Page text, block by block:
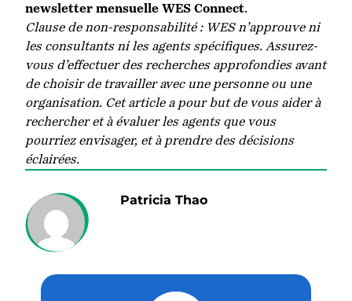
newsletter mensuelle WES Connect.
Clause de non-responsabilité : WES n’approuve ni
les consultants ni les agents spécifiques. Assurez-
vous d’effectuer des recherches approfondies avant
de choisir de travailler avec une personne ou une
organisation. Cet article a pour but de vous aider à
rechercher et à évaluer les agents que vous
pourriez envisager, et à prendre des décisions
éclairées.
Patricia Thao